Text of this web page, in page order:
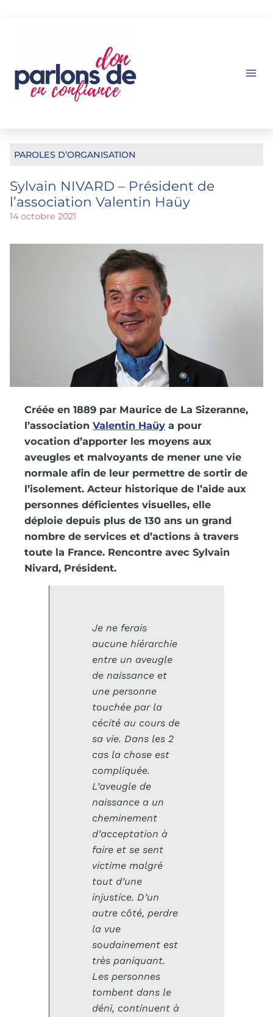
PAROLES D’ORGANISATION
Sylvain NIVARD – Président de
l’association Valentin Haüy
14 octobre 2021
Créée en 1889 par Maurice de La Sizeranne,
l’associationValentin Haüy a pour
vocation d’apporter les moyens aux
aveugles et malvoyants de mener une vie
normale afin de leur permettre de sortir de
l’isolement. Acteur historique de l’aide aux
personnes déficientes visuelles, elle
déploie depuis plus de 130 ans un grand
nombre de services et d’actions à travers
toute la France. Rencontre avec Sylvain
Nivard, Président.
Je ne ferais
aucune hiérarchie
entre un aveugle
de naissance et
une personne
touchée par la
cécité au cours de
sa vie. Dans les 2
cas la chose est
compliquée.
L’aveugle de
naissance a un
cheminement
d’acceptation à
faire et se sent
victime malgré
tout d’une
injustice. D’un
autre côté, perdre
la vue
soudainement est
très paniquant.
Les personnes
tombent dans le
déni, continuent à